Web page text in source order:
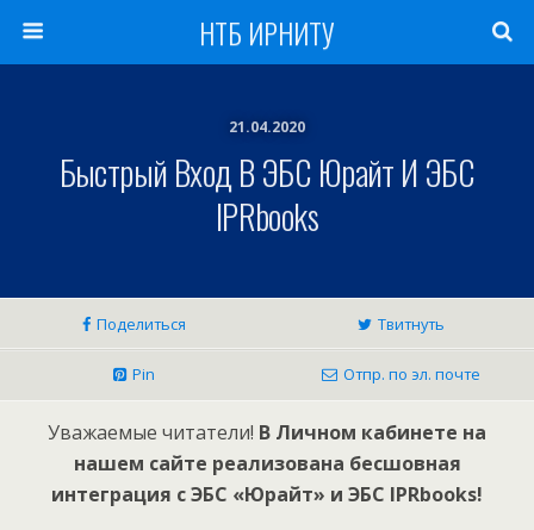
НТБ ИРНИТУ
21.04.2020
Быстрый Вход В ЭБС Юрайт И ЭБС
IPRbooks
Поделиться Твитнуть
Pin Отпр. по эл. почте
Уважаемые читатели! В Личном кабинете на
нашем сайте реализована бесшовная
интеграция с ЭБС «Юрайт» и ЭБС IPRbooks!